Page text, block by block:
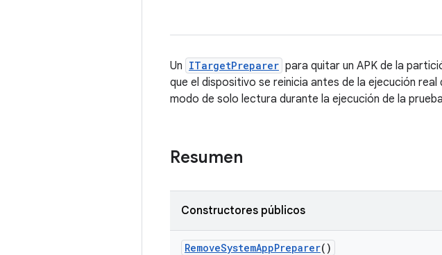
Un ITargetPreparer para quitar un APK de la
que el dispositivo se reinicia antes de la ejecución
modo de solo lectura durante la ejecución de la
Resumen
Constructores públicos
RemoveSystemAppPreparer()